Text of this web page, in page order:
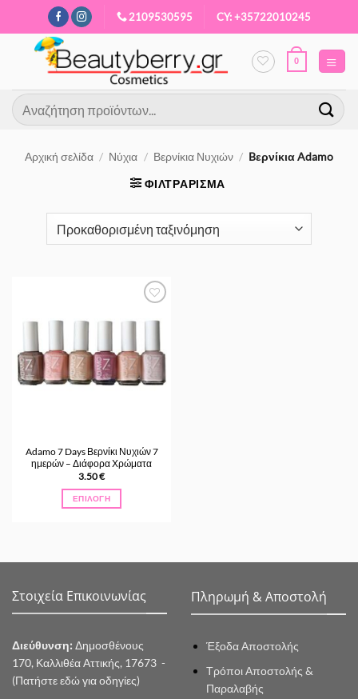
Μετάβαση
περιεχόμενο
2109530595 CY: +35722010245
0
Αναζήτηση
για:
Αρχική σελίδα / Νύχια / Βερνίκια Νυχιών / Bερνίκια Adamo
ΦΙΛΤΡΆΡΙΣΜΑ
στα
Adamo 7 Days Βερνίκι Νυχιών 7
ημερών – Διάφορα Χρώματα
3.50€
ΕΠΙΛΟΓΉ
έχει
παραλλαγές.
να
επιλεγούν
στη
Στοιχεία Επικοινωνίας
Διεύθυνση: Δημοσθένους
170, Καλλιθέα Αττικής, 17673 -
(Πατήστε εδώ για οδηγίες)
Πληρωμή & Αποστολή
Έξοδα Αποστολής
Τρόποι Αποστολής &
Παραλαβής